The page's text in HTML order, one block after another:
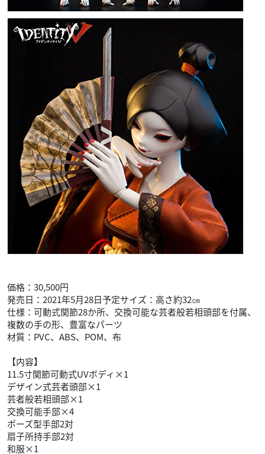
価格：30,500円
発売日：2021年5月28日予定サイズ：高さ約32㎝
仕様：可動式関節28か所、交換可能な芸者般若相頭部を付属、
複数の手の形、豊富なパーツ
材質：PVC、ABS、POM、布
【内容】
11.5寸関節可動式UVボディ×1
デザイン式芸者頭部×1
芸者般若相頭部×1
交換可能手部×4
ポーズ型手部2対
扇子所持手部2対
和服×1